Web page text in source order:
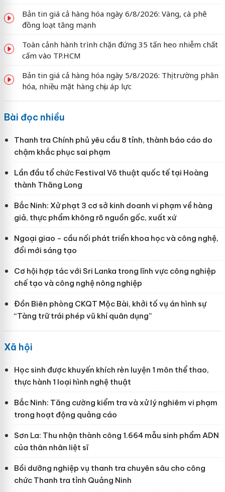
Bản tin giá cả hàng hóa ngày 6/8/2026: Vàng, cà phê
đồng loạt tăng mạnh
Toàn cảnh hành trình chặn đứng 35 tấn heo nhiễm chất
cấm vào TP.HCM
Bản tin giá cả hàng hóa ngày 5/8/2026: Thị trường phân
hóa, nhiều mặt hàng chịu áp lực
Bài đọc nhiều
Thanh tra Chính phủ yêu cầu 8 tỉnh, thành báo cáo do
chậm khắc phục sai phạm
Lần đầu tổ chức Festival Võ thuật quốc tế tại Hoàng
thành Thăng Long
Bắc Ninh: Xử phạt 3 cơ sở kinh doanh vi phạm về hàng
giả, thực phẩm không rõ nguồn gốc, xuất xứ
Ngoại giao - cầu nối phát triển khoa học và công nghệ,
đổi mới sáng tạo
Cơ hội hợp tác với Sri Lanka trong lĩnh vực công nghiệp
chế tạo và công nghệ nông nghiệp
Đồn Biên phòng CKQT Mộc Bài, khởi tố vụ án hình sự
“Tàng trữ trái phép vũ khí quân dụng”
Xã hội
Học sinh được khuyến khích rèn luyện 1 môn thể thao,
thực hành 1 loại hình nghệ thuật
Bắc Ninh: Tăng cường kiểm tra và xử lý nghiêm vi phạm
trong hoạt động quảng cáo
Sơn La: Thu nhận thành công 1.664 mẫu sinh phẩm ADN
của thân nhân liệt sĩ
Bồi dưỡng nghiệp vụ thanh tra chuyên sâu cho công
chức Thanh tra tỉnh Quảng Ninh